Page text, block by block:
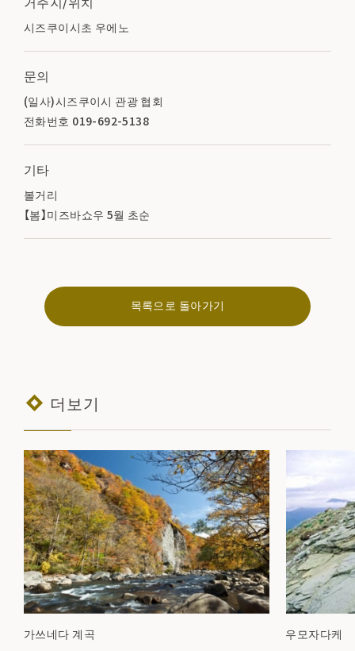
시즈쿠이시초 우에노
문의
(일사)시즈쿠이시 관광 협회
전화번호 019-692-5138
기타
볼거리
【봄】미즈바쇼우 5월 초순
목록으로 돌아가기
더보기
가쓰네다 계곡 우모자다케